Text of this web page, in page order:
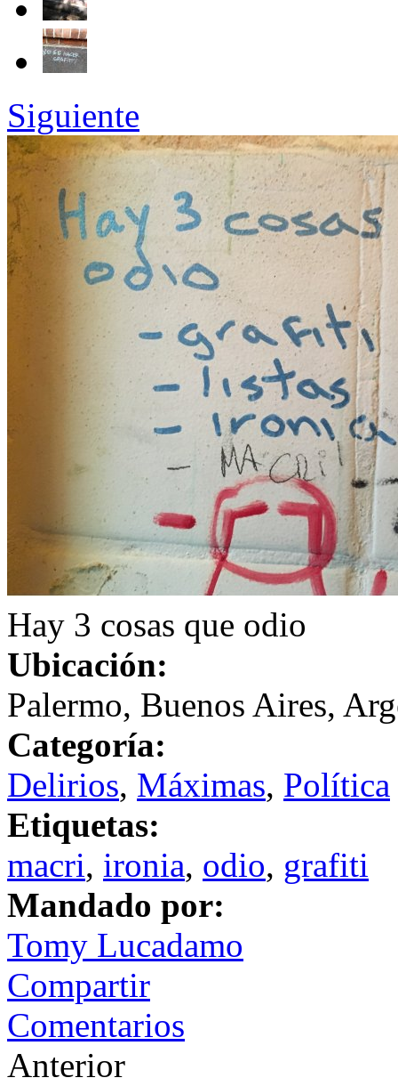
Siguiente
Hay 3 cosas que odio
Ubicación:
Palermo, Buenos Aires,
Categoría:
Delirios, Máximas, Política
Etiquetas:
macri, ironia, odio, grafiti
Mandado por:
Tomy Lucadamo
Compartir
Comentarios
Anterior